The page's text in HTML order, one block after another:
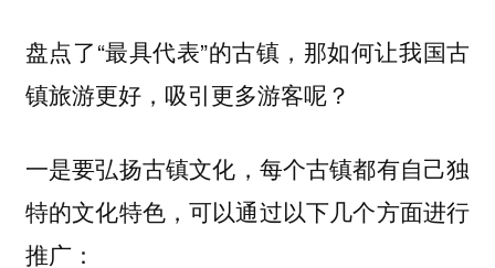
盘点了“最具代表”的古镇，那如何让我国古
镇旅游更好，吸引更多游客呢？
一是要弘扬古镇文化 ，每个古镇都有自己独
特的文化特色，可以通过以下几个方面进行
推广：